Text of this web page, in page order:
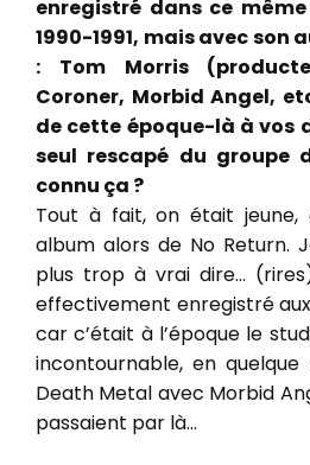
enregistré dans ce
1990-1991, mais avec
: Tom Morris
Coroner, Morbid Angel,
de cette époque-là à vos
seul rescapé du groupe
connu ça ?
Tout à fait, on était jeune,
album alors de No Return.
plus trop à vrai dire…
effectivement enregistré
car c’était à l’époque le
incontournable, en
Death Metal avec Morbid
passaient par là…